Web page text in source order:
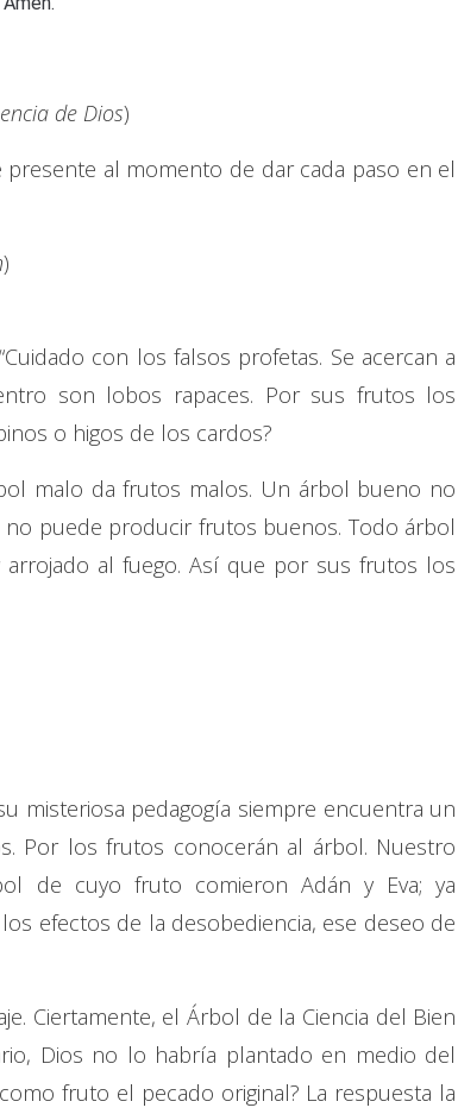
de Dios)
al momento de dar cada paso en el
)
con los falsos profetas. Se acercan a
son lobos rapaces. Por sus frutos los
o higos de los cardos?
malo da frutos malos. Un árbol bueno no
puede producir frutos buenos. Todo árbol
al fuego. Así que por sus frutos los
misteriosa pedagogía siempre encuentra un
Por los frutos conocerán al árbol. Nuestro
de cuyo fruto comieron Adán y Eva; ya
efectos de la desobediencia, ese deseo de
Ciertamente, el Árbol de la Ciencia del Bien
Dios no lo habría plantado en medio del
fruto el pecado original? La respuesta la